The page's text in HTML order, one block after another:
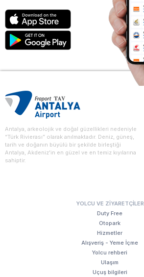
Antalya, arkeolojik ve doğal güzellikleri nedeniyle
“Türk Rivierası” olarak anılmaktadır. Deniz, güneş,
tarih ve doğanın büyülü bir şekilde birleştiği
Antalya, Akdeniz'in en güzel ve en temiz kıyılarına
sahiptir.
YOLCU VE ZIYARETÇILER
Duty Free
Otopark
Hizmetler
Alışveriş - Yeme İçme
Yolcu rehberi
Ulaşım
Uçuş bilgileri